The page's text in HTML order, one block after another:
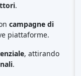
.
campagne di
piattaforme.
, attirando
.